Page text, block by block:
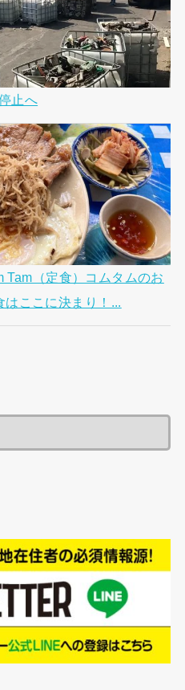
止へ
Tam（定食）コムタムのお
はここに決まり！...